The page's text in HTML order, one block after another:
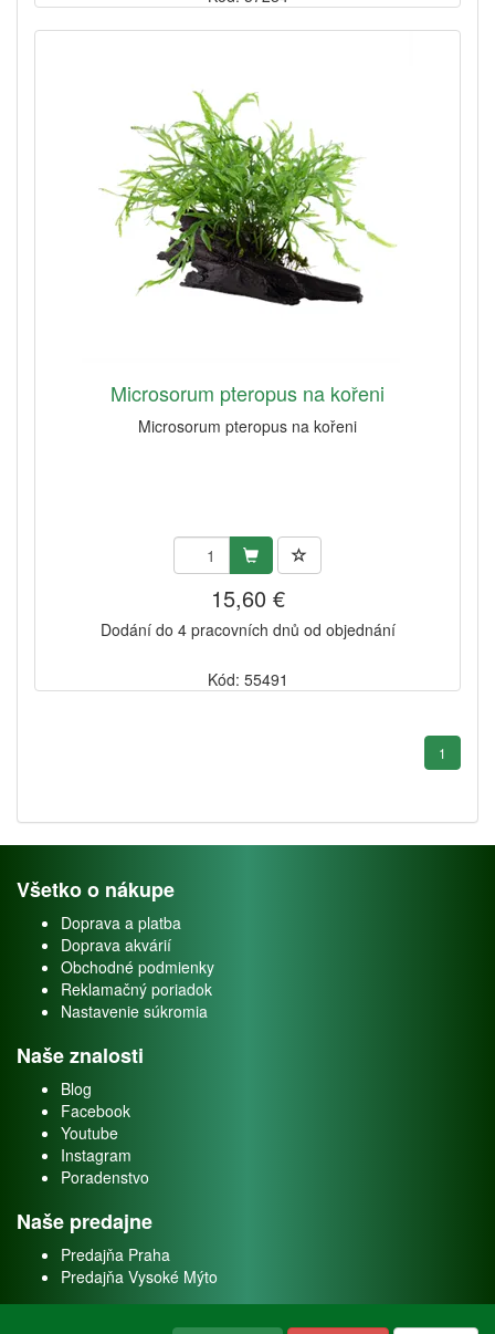
Microsorum pteropus na kořeni
Microsorum pteropus na kořeni
15,60 €
Dodání do 4 pracovních dnů od objednání
Kód: 55491
1
Všetko o nákupe
Doprava a platba
Doprava akvárií
Obchodné podmienky
Reklamačný poriadok
Nastavenie súkromia
Naše znalosti
Blog
Facebook
Youtube
Instagram
Poradenstvo
Naše predajne
Predajňa Praha
Predajňa Vysoké Mýto